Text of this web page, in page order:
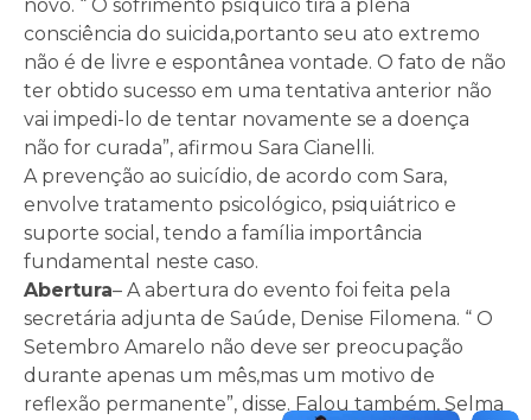
novo. “ O sofrimento psíquico tira a plena
consciência do suicida,portanto seu ato extremo
não é de livre e espontânea vontade. O fato de não
ter obtido sucesso em uma tentativa anterior não
vai impedi-lo de tentar novamente se a doença
não for curada”, afirmou Sara Cianelli.
A prevenção ao suicídio, de acordo com Sara,
envolve tratamento psicológico, psiquiátrico e
suporte social, tendo a família importância
fundamental neste caso.
Abertura– A abertura do evento foi feita pela
secretária adjunta de Saúde, Denise Filomena. “ O
Setembro Amarelo não deve ser preocupação
durante apenas um mês,mas um motivo de
reflexão permanente”, disse. Falou também, Selma